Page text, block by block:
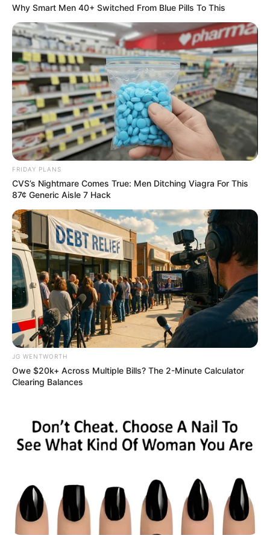
5. ระฆังลม กระดิ่งการแก้อีกหนึ่งวิธี คือ การแขวนระฆัง
ลมหรือกระดิ่งไว้หน้าบ้านเพื่อช่วยเพิ่มพลัง ความสดใส
เสริมความมีชีวิตชีวาในบ้านแก้จุดอับรับเคราะห์ของบ้าน
เรียกโชคลาภ เงินทอง เป็นวิธีแก้เคล็ดอีกอย่างที่ช่วยเสริม
โชคลาภให้กับเจ้าของบ้านหรือ ผู้อยู่อาศัยในบ้านได้
ไว้ในบริเวณบ้านจะช่วยเสริม ฮวงจุ้ย และกระตุ้น การไหล
เวียนของพลังชีวิต ทำให้โชคลาภเข้าบ้านแก้ไขความหยุดนิ่ง
เพิ่มบารมี ความมั่นคง และเสริมอารมณ์จิตใจคนในบ้าน
Why Smart Men 40+ Switched From Blue Pills To This
FRIDAY PLANS
CVS’s Nightmare Comes True: Men Ditching Viagra For This
87¢ Generic Aisle 7 Hack
JG WENTWORTH
Owe $20k+ Across Multiple Bills? The 2-Minute Calculator
Clearing Balances